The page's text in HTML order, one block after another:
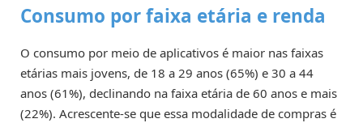
Consumo por faixa etária e renda
O consumo por meio de aplicativos é maior nas faixas
etárias mais jovens, de 18 a 29 anos (65%) e 30 a 44
anos (61%), declinando na faixa etária de 60 anos e mais
(22%). Acrescente-se que essa modalidade de compras é